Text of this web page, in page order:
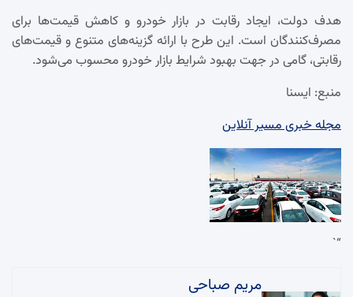
هدف دولت، ایجاد رقابت در بازار خودرو و کاهش قیمت‌ها برای
مصرف‌کنندگان است. این طرح با ارائه گزینه‌های متنوع و قیمت‌های
رقابتی، گامی در جهت بهبود شرایط بازار خودرو محسوب می‌شود.
منبع: ایسنا
مجله خبری مسیر آنلاین
“`
مریم صباحی